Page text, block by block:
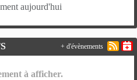
aujourd'hui
à afficher.
+ d'évènements